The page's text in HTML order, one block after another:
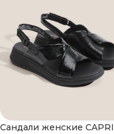
Cандали женские